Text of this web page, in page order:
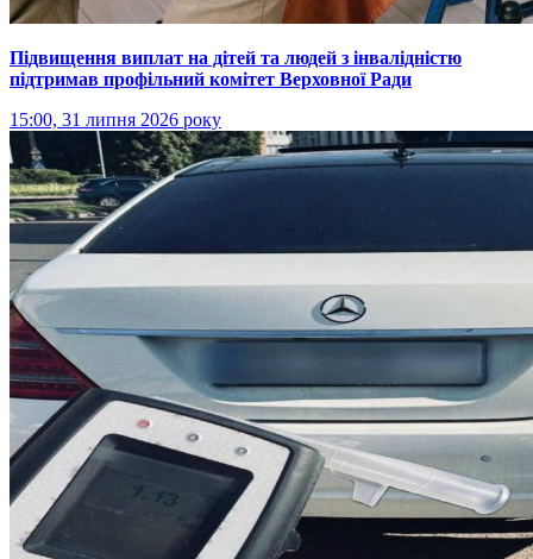
Підвищення виплат на дітей та людей з інвалідністю
підтримав профільний комітет Верховної Ради
15:00, 31 липня 2026 року